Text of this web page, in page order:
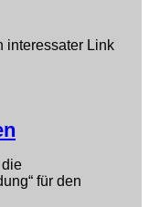
interessater Link
für den